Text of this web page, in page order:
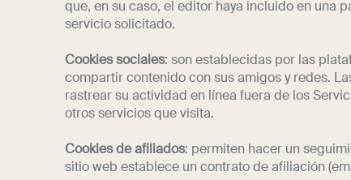
que, en su caso, el editor haya incluido en una
servicio solicitado.
Cookies sociales: son establecidas por las
compartir contenido con sus amigos y redes.
rastrear su actividad en línea fuera de los
otros servicios que visita.
Cookies de afiliados: permiten hacer un
sitio web establece un contrato de afiliación